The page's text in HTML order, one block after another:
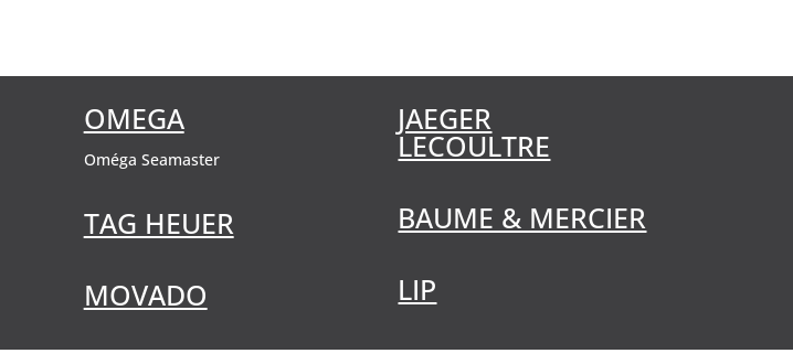
OMEGA
Oméga Seamaster
TAG HEUER
MOVADO
JAEGER
LECOULTRE
BAUME & MERCIER
LIP